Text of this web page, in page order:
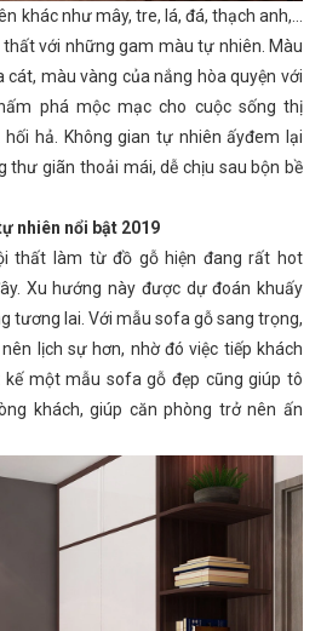
khác như mây, tre, lá, đá, thạch anh,…
với những gam màu tự nhiên. Màu
màu vàng của nắng hòa quyện với
phá mộc mạc cho cuộc sống thị
hả. Không gian tự nhiên ấyđem lại
thư giãn thoải mái, dễ chịu sau bộn bề
nhiên nổi bật 2019
thất làm từ đồ gỗ hiện đang rất hot
Xu hướng này được dự đoán khuấy
tương lai. Với mẫu sofa gỗ sang trọng,
lịch sự hơn, nhờ đó việc tiếp khách
kế một mẫu sofa gỗ đẹp cũng giúp tô
khách, giúp căn phòng trở nên ấn